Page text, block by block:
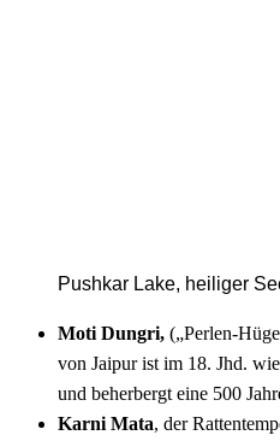
Pushkar Lake, heiliger
Moti Dungri, („Perlen-
von Jaipur ist im 18. Jhd.
und beherbergt eine 500
Karni Mata, der